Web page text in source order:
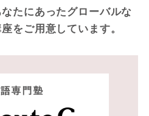
たにあったグローバルな
をご用意しています。